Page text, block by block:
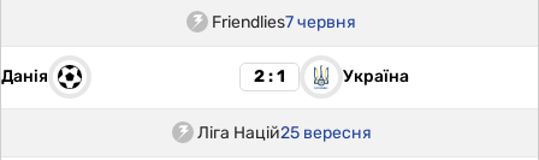
Friendlies7 червня
Данія 2 : 1 Україна
Ліга Націй25 вересня